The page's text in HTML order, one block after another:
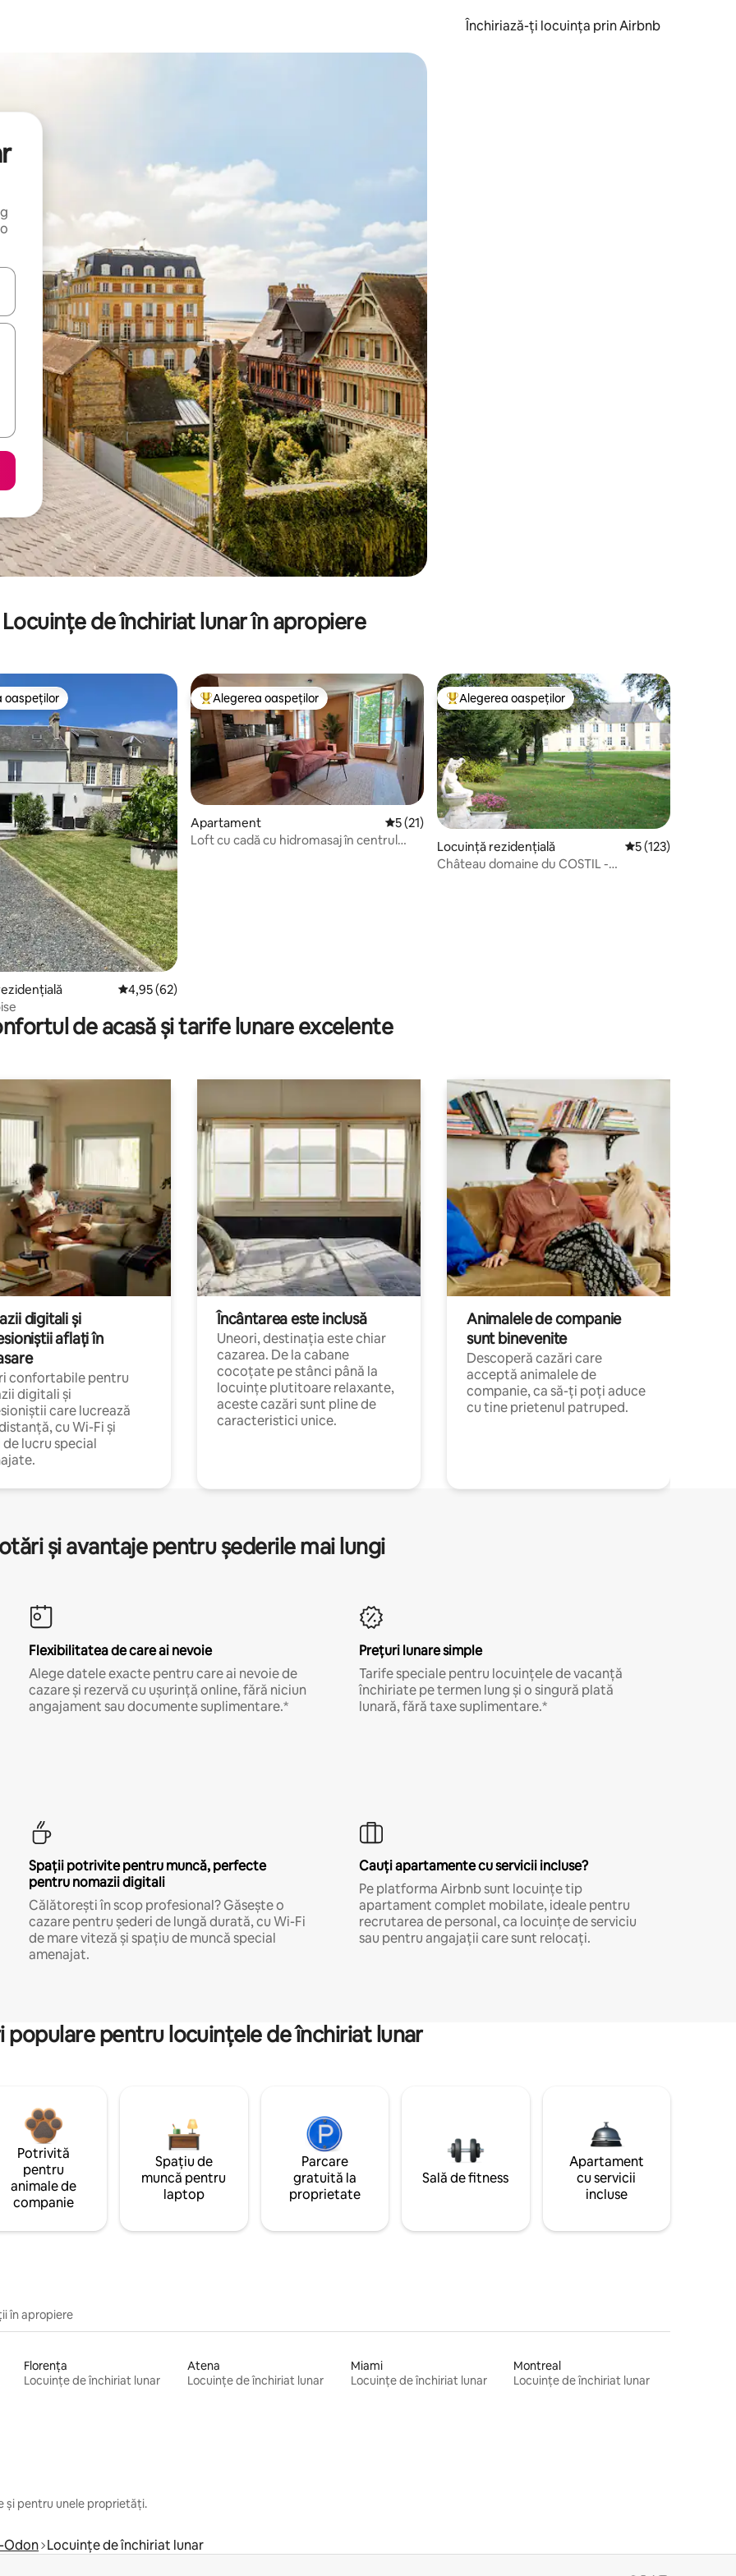
Închiriază-ți locuința prin Airbnb
săgeată în sus și în jos sau prin gesturi de atingere ori glisare.
Locuințe de închiriat lunar în apropiere
169 recenzii
oaspeților
oaspeților
Scor mediu de 4,95 din 5, 62 recenzii
4,95 (62)
Locuință din topul categoriei Alegerea oaspeților
Alegerea oaspeților
Apartament Scor mediu de 5 din 5, 21 recenzii
5 (21)
Loft cu cadă cu hidromasaj în centrul
Locuință din topul categoriei Alegerea oaspeților
Alegerea oaspeților
Locuință rezidențială Scor mediu de 5
5 (123)
Château domaine du COSTIL -
de acasă și tarife lunare excelente
digitali și
aflați în
confortabile pentru
digitali și
care lucrează
cu Wi-Fi și
lucru special
Încântarea este inclusă
Uneori, destinația este chiar
cazarea. De la cabane
cocoțate pe stânci până la
locuințe plutitoare relaxante,
aceste cazări sunt pline de
caracteristici unice.
Animalele de companie
sunt binevenite
Descoperă cazări care
acceptă animalele de
companie, ca să-ți poți aduce
cu tine prietenul patruped.
și avantaje pentru șederile mai lungi
Flexibilitatea de care ai nevoie
Alege datele exacte pentru care ai nevoie de
cazare și rezervă cu ușurință online, fără niciun
angajament sau documente suplimentare.*
Prețuri lunare simple
Tarife speciale pentru locuințele de vacanță
închiriate pe termen lung și o singură plată
lunară, fără taxe suplimentare.*
Spații potrivite pentru muncă, perfecte
pentru nomazii digitali
Călătorești în scop profesional? Găsește o
cazare pentru șederi de lungă durată, cu Wi-Fi
de mare viteză și spațiu de muncă special
amenajat.
Cauți apartamente cu servicii incluse?
Pe platforma Airbnb sunt locuințe tip
apartament complet mobilate, ideale pentru
recrutarea de personal, ca locuințe de serviciu
sau pentru angajații care sunt relocați.
populare pentru locuințele de închiriat lunar
Potrivită
pentru
animale de
companie
Spațiu de
muncă pentru
laptop
Parcare
gratuită la
proprietate
Sală de fitness
Apartament
cu servicii
incluse
în apropiere
Florența
Locuințe de închiriat lunar
Atena
Locuințe de închiriat lunar
Miami
Locuințe de închiriat lunar
Montreal
Locuințe de închiriat lunar
și pentru unele proprietăți.
Odon Locuințe de închiriat lunar